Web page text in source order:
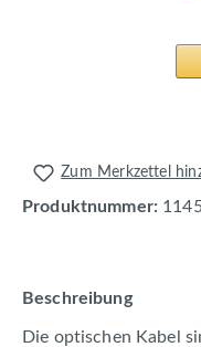
Zum Merkzettel
Produktnummer:
Beschreibung
Die optischen Kabel